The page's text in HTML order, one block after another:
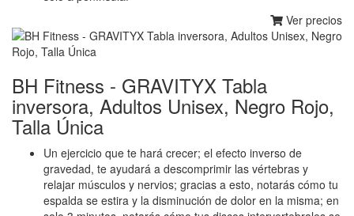
Ver precios
BH Fitness - GRAVITYX Tabla
inversora, Adultos Unisex, Negro Rojo,
Talla Única
Un ejercicio que te hará crecer; el efecto inverso de
gravedad, te ayudará a descomprimir las vértebras y
relajar músculos y nervios; gracias a esto, notarás cómo tu
espalda se estira y la disminución de dolor en la misma; en